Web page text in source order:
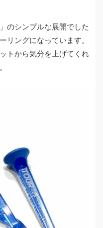
のシンプルな展開でした
リングになっています。
トから気分を上げてくれ